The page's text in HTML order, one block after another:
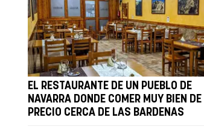
EL RESTAURANTE DE UN PUEBLO DE
NAVARRA DONDE COMER MUY BIEN DE
PRECIO CERCA DE LAS BARDENAS